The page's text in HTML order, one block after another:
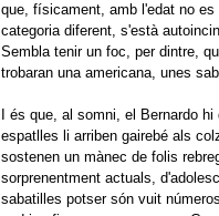
que, físicament, amb l'edat no
categoria diferent, s'està
Sembla tenir un foc, per dintre,
trobaran una americana, unes
I és que, al somni, el Bernardo
espatlles li arriben gairebé als
sostenen un mànec de folis
sorprenentment actuals,
sabatilles potser són vuit